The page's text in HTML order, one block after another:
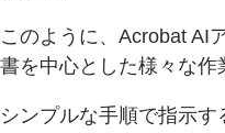
このように、Acrobat AI
書を中心とした様々な作
シンプルな手順で指示